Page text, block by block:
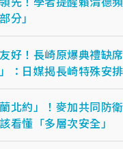
分」
好！長崎原爆典禮缺
」：日媒揭長崎特殊安排
北約」！麥加共同防
懂「多層次安全」